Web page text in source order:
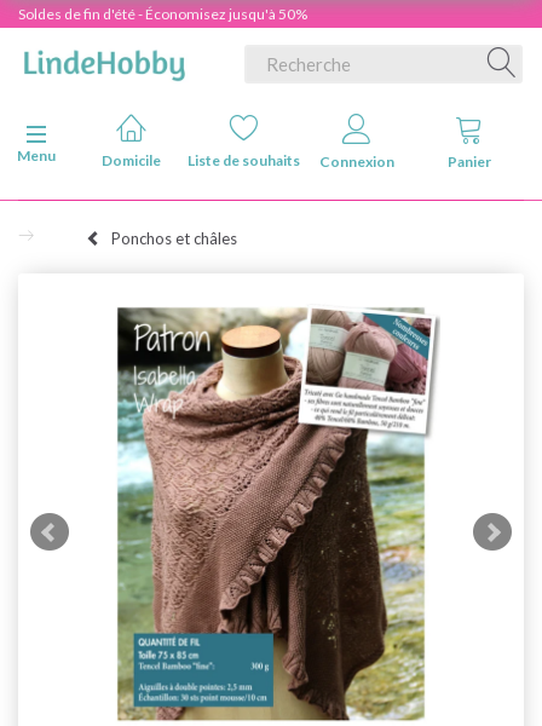
Soldes de fin d'été - Économisez jusqu'à 50%
Basculer la navigation
Menu
Domicile Liste de souhaits Connexion Panier
Ponchos et châles